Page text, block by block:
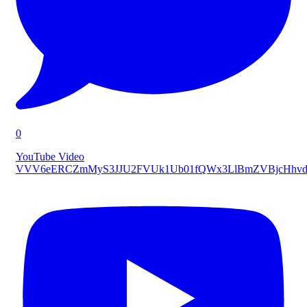
0
YouTube Video